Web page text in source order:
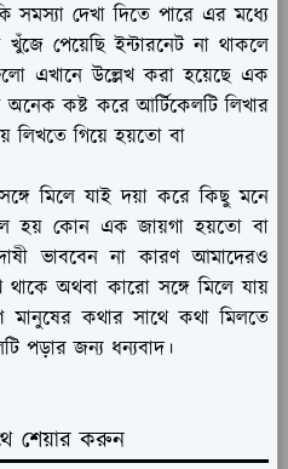
দেখা দিতে পারে এর মধ্যে
পেয়েছি ইন্টারনেট না থাকলে
এখানে উল্লেখ করা হয়েছে এক
কষ্ট করে আর্টিকেলটি লিখার
লিখতে গিয়ে হয়তো বা
মিলে যাই দয়া করে কিছু মনে
হয় কোন এক জায়গা হয়তো বা
ভাববেন না কারণ আমাদেরও
অথবা কারো সঙ্গে মিলে যায়
কথার সাথে কথা মিলতে
পড়ার জন্য ধন্যবাদ।
শেয়ার করুন